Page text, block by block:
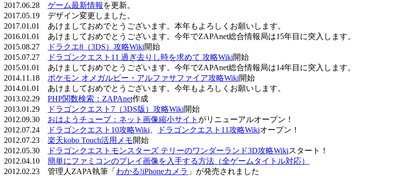
2017.06.28 ゲーム最新情報 を更新。
2017.05.19 デザイン変更しました。
2017.01.01 あけましておめでとうございます。本年もよろしくお願いします。
2016.01.01 あけましておめでとうございます。今年でZAPAnet総合情報局は15年目に突入します。
2015.08.27
ドラクエ8（3DS）攻略Wiki開始
2015.07.27
ドラゴンクエスト11 過ぎ去りし時を求めて 攻略Wiki開始
2015.01.01 あけましておめでとうございます。今年でZAPAnet総合情報局は14年目に突入します。
2014.11.18 ポケモン オメガルビー・アルファサファイア攻略Wiki開始
2014.01.01 あけましておめでとうございます。今年もよろしくお願いします。
2013.02.29 PHP関数検索：ZAPAnet作成
2013.01.29
ドラゴンクエスト7（3DS版）攻略Wiki開始
2012.09.30 おはようチューブ：ネット画像縮小サイト がリニューアルオープン！
2012.07.24
ドラゴンクエスト10攻略Wiki ドラゴンクエスト11攻略Wikiオープン！
2012.07.23 楽天kobo Touch活用メモ開始
2012.05.30
ドラゴンクエストモンスターズ テリーのワンダーランド3D攻略Wikiスタート！
2012.04.10 簡単にファミコンのプレイ画像を入手する方法（全ゲームタイトル対応）
2012.02.23 管理人ZAPA執筆「 わかる!iPhoneカメラ 」が発売されました